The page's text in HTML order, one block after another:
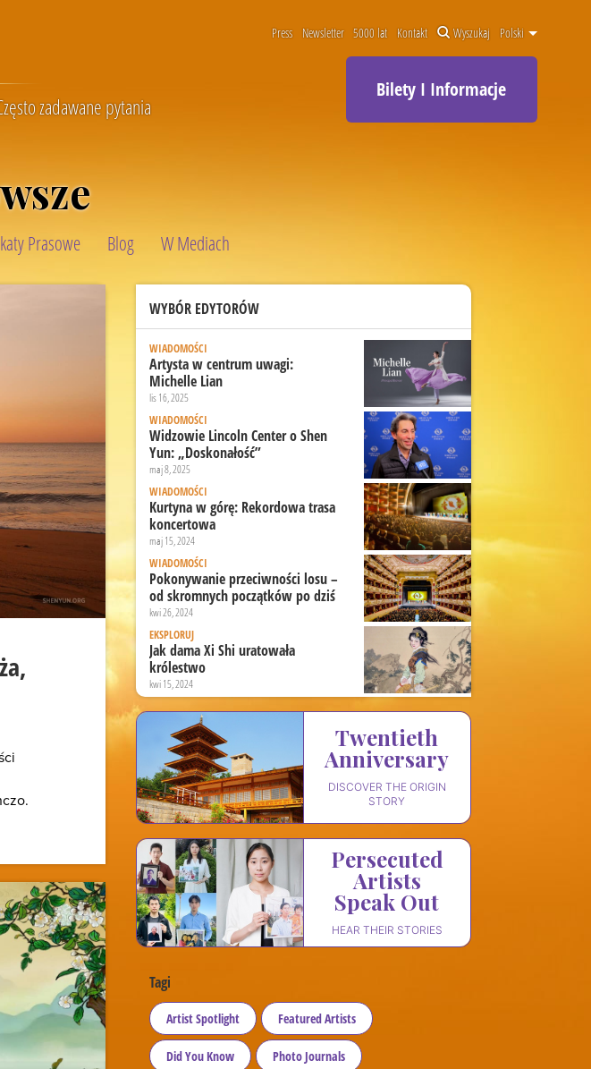
zadawane pytania
Press Newsletter 5000 lat Kontakt Wyszukaj Polski
Bilety I Informacje
Prasowe Blog W Mediach
WYBÓR EDYTORÓW
WIADOMOŚCI
Artysta w centrum uwagi:
Michelle Lian
lis 16, 2025
WIADOMOŚCI
Widzowie Lincoln Center o Shen
Yun: „Doskonałość”
maj 8, 2025
WIADOMOŚCI
Kurtyna w górę: Rekordowa trasa
koncertowa
maj 15, 2024
WIADOMOŚCI
Pokonywanie przeciwności losu –
od skromnych początków po dziś
kwi 26, 2024
EKSPLORUJ
Jak dama Xi Shi uratowała
królestwo
kwi 15, 2024
Twentieth
Anniversary
DISCOVER THE ORIGIN
STORY
Persecuted
Artists
Speak Out
HEAR THEIR STORIES
Tagi
Artist Spotlight Featured Artists
Did You Know Photo Journals